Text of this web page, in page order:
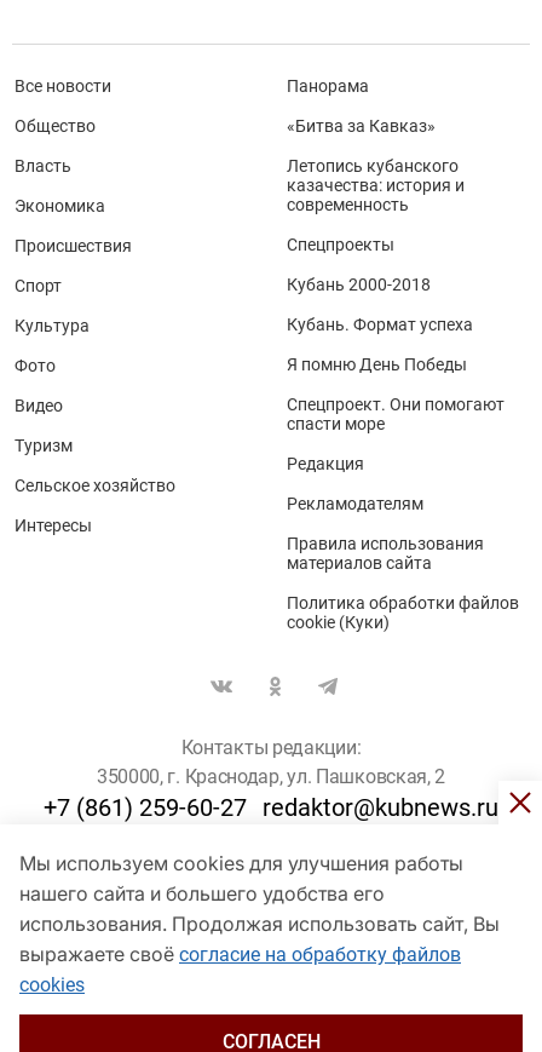
Мы используем cookies для улучшения работы
нашего сайта и большего удобства его
использования. Продолжая использовать сайт, Вы
выражаете своё согласие на обработку файлов
cookies
СОГЛАСЕН
Все новости
Общество
Власть
Экономика
Происшествия
Спорт
Культура
Фото
Видео
Туризм
Сельское хозяйство
Интересы
Панорама
«Битва за Кавказ»
Летопись кубанского
казачества: история и
современность
Спецпроекты
Кубань 2000-2018
Кубань. Формат успеха
Я помню День Победы
Спецпроект. Они помогают
спасти море
Редакция
Рекламодателям
Правила использования
материалов сайта
Политика обработки файлов
cookie (Куки)
Контакты редакции:
350000, г. Краснодар, ул. Пашковская, 2
+7 (861) 259-60-27 redaktor@kubnews.ru
Для пользователей старше 16 лет
© Кубанские Новости, 2017
Сетевое издание «kubnews» зарегистрировано Федеральной
службой по надзору в сфере связи, информационных технологий
и массовых коммуникаций (Роскомнадзор). Регистрационный
Пашковская, 2). Главный редактор – Филиппов О. Ю.